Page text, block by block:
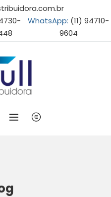
WhatsApp: (11) 94710-
9604